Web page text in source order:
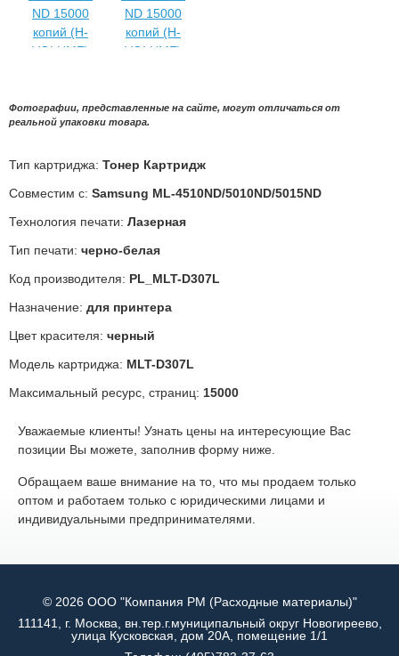
Фотографии, представленные на сайте, могут отличаться от
реальной упаковки товара.
Тип картриджа: Тонер Картридж
Совместим с: Samsung ML-4510ND/5010ND/5015ND
Технология печати: Лазерная
Тип печати: черно-белая
Код производителя: PL_MLT-D307L
Назначение: для принтера
Цвет красителя: черный
Модель картриджа: MLT-D307L
Максимальный ресурс, страниц: 15000
Уважаемые клиенты! Узнать цены на интересующие Вас
позиции Вы можете, заполнив форму ниже.
Обращаем ваше внимание на то, что мы продаем только
оптом и работаем только с юридическими лицами и
индивидуальными предпринимателями.
© 2026 ООО "Компания РМ (Расходные материалы)"
111141, г. Москва, вн.тер.г.муниципальный округ Новогиреево,
улица Кусковская, дом 20А, помещение 1/1